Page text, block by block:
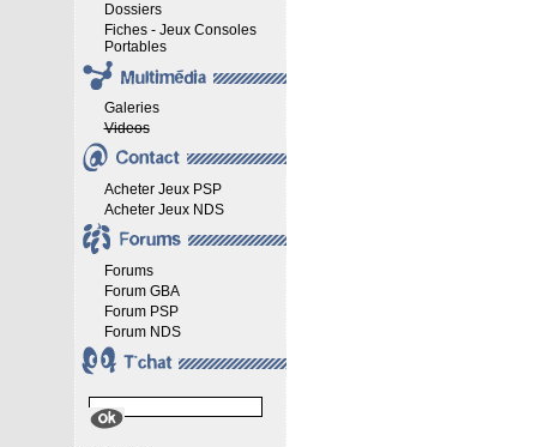
Dossiers
Fiches - Jeux Consoles
Portables
Galeries
Videos
Acheter Jeux PSP
Acheter Jeux NDS
Forums
Forum GBA
Forum PSP
Forum NDS